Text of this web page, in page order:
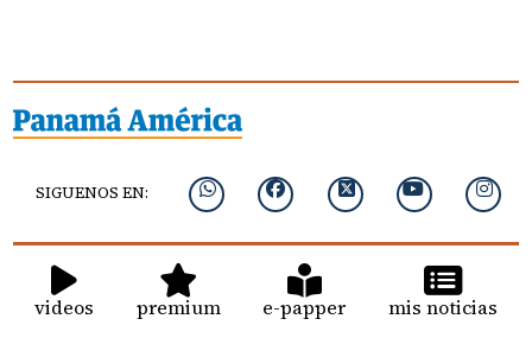
SIGUENOS EN:
videos premium e-papper mis noticias